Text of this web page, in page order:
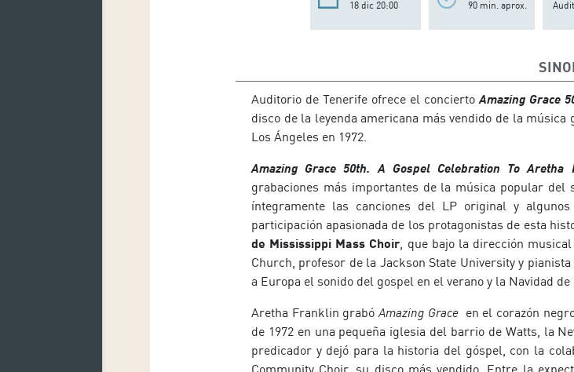
18 dic 20:00
90 min. aprox.
Auditorio de Tenerife ofrece el conciertoAmazing Grace
disco de la leyenda americana más vendido de la
Los Ángeles en 1972.
Amazing Grace 50th. A Gospel Celebration To Aretha
grabaciones más importantes de la música popular del
íntegramente las canciones del LP original y
participación apasionada de los protagonistas de esta
de Mississippi Mass Choir, que bajo la dirección
Church, profesor de la Jackson State University y
a Europa el sonido del gospel en el verano y la Navidad de
Aretha Franklin grabóAmazing Graceen el corazón
de 1972 en una pequeña iglesia del barrio de Watts, la
predicador y dejó para la historia del góspel, con la
Community Choir, su disco más vendido. Entre la